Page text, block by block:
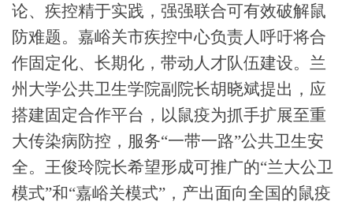
论、疾控精于实践，强强联合可有效破解鼠
防难题。嘉峪关市疾控中心负责人呼吁将合
作固定化、长期化，带动人才队伍建设。兰
州大学公共卫生学院副院长胡晓斌提出，应
搭建固定合作平台，以鼠疫为抓手扩展至重
大传染病防控，服务“一带一路”公共卫生安
全。王俊玲院长希望形成可推广的“兰大公卫
模式”和“嘉峪关模式”，产出面向全国的鼠疫